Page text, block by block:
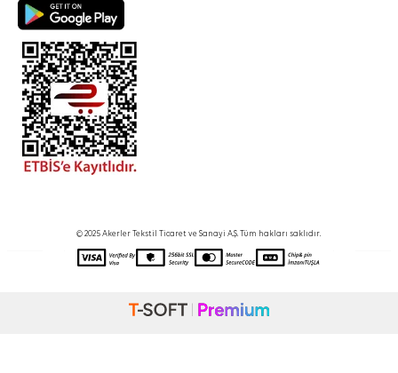
© 2025 Akerler Tekstil Ticaret ve Sanayi A.Ş. Tüm hakları saklıdır.